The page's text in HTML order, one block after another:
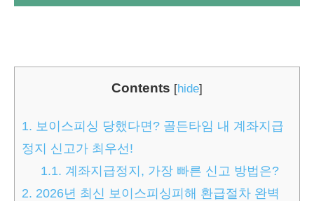
Contents [hide]
1. 보이스피싱 당했다면? 골든타임 내 계좌지급
정지 신고가 최우선!
1.1. 계좌지급정지, 가장 빠른 신고 방법은?
2. 2026년 최신 보이스피싱피해 환급절차 완벽